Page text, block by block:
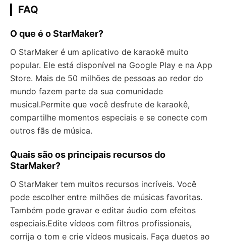
FAQ
O que é o StarMaker?
O StarMaker é um aplicativo de karaokê muito
popular. Ele está disponível na Google Play e na App
Store. Mais de 50 milhões de pessoas ao redor do
mundo fazem parte da sua comunidade
musical.Permite que você desfrute de karaokê,
compartilhe momentos especiais e se conecte com
outros fãs de música.
Quais são os principais recursos do
StarMaker?
O StarMaker tem muitos recursos incríveis. Você
pode escolher entre milhões de músicas favoritas.
Também pode gravar e editar áudio com efeitos
especiais.Edite vídeos com filtros profissionais,
corrija o tom e crie vídeos musicais. Faça duetos ao